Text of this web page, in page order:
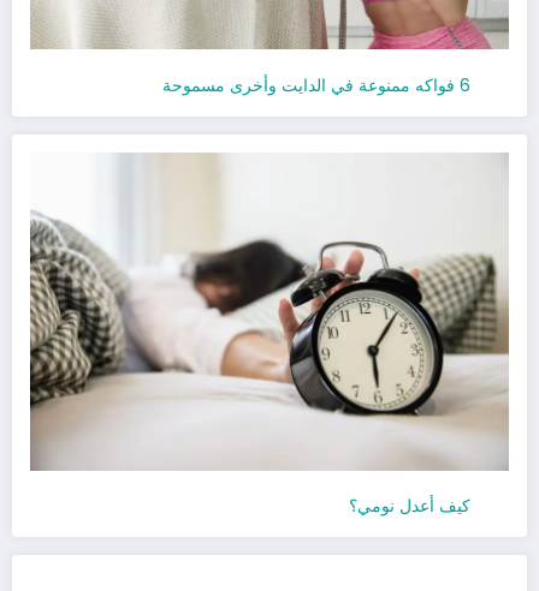
6 فواكه ممنوعة في الدايت وأخرى مسموحة
كيف أعدل نومي؟